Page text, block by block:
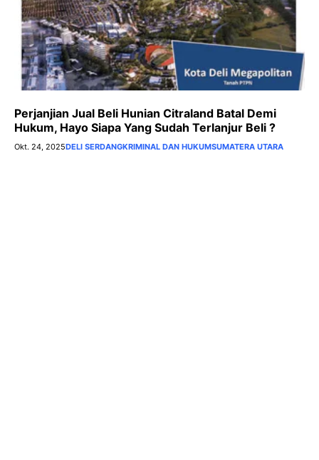
Perjanjian Jual Beli Hunian Citraland Batal Demi
Hukum, Hayo Siapa Yang Sudah Terlanjur Beli ?
Okt. 24, 2025DELI SERDANGKRIMINAL DAN HUKUMSUMATERA UTARA